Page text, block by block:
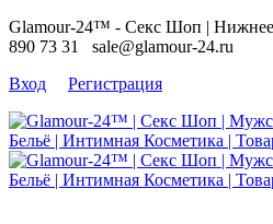
Glamour-24™ - Секс Шоп | Нижнее
890 73 31 sale@glamour-24.ru
Вход
Регистрация